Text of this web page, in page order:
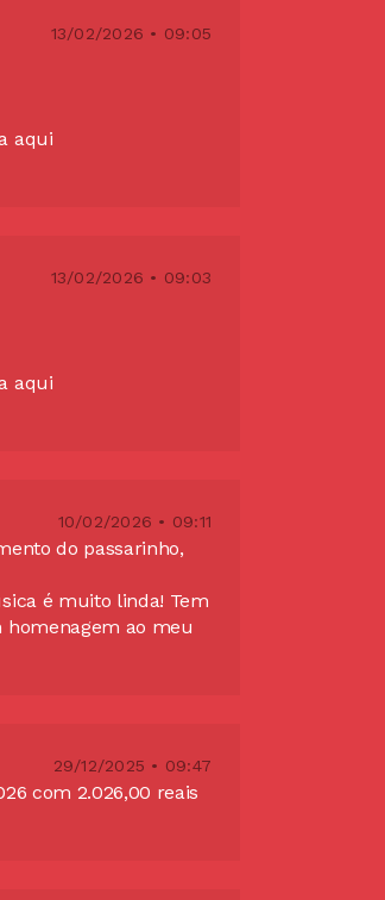
13/02/2026 • 09:05
aqui
13/02/2026 • 09:03
aqui
10/02/2026 • 09:11
do passarinho,
é muito linda! Tem
ao meu
29/12/2025 • 09:47
com 2.026,00 reais